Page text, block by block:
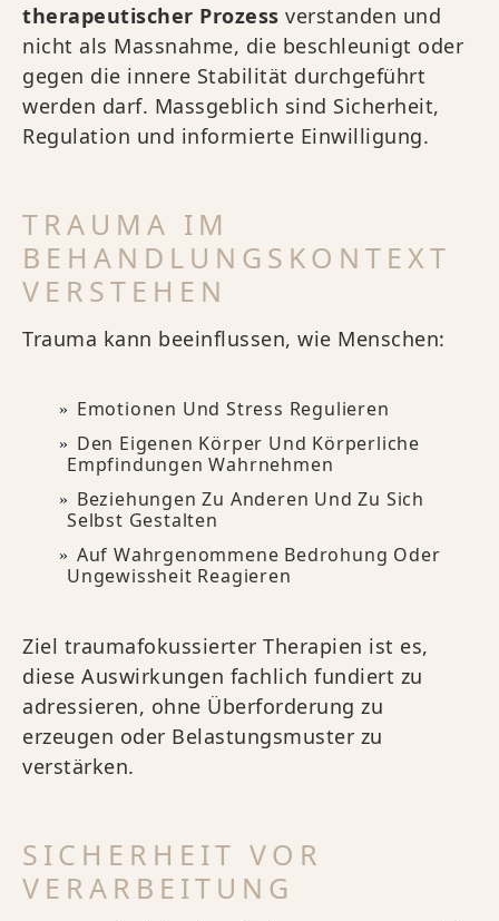
therapeutischer Prozess verstanden und
nicht als Massnahme, die beschleunigt oder
gegen die innere Stabilität durchgeführt
werden darf. Massgeblich sind Sicherheit,
Regulation und informierte Einwilligung.
TRAUMA IM
BEHANDLUNGSKONTEXT
VERSTEHEN
Trauma kann beeinflussen, wie Menschen:
Emotionen Und Stress Regulieren
Den Eigenen Körper Und Körperliche
Empfindungen Wahrnehmen
Beziehungen Zu Anderen Und Zu Sich
Selbst Gestalten
Auf Wahrgenommene Bedrohung Oder
Ungewissheit Reagieren
Ziel traumafokussierter Therapien ist es,
diese Auswirkungen fachlich fundiert zu
adressieren, ohne Überforderung zu
erzeugen oder Belastungsmuster zu
verstärken.
SICHERHEIT VOR
VERARBEITUNG